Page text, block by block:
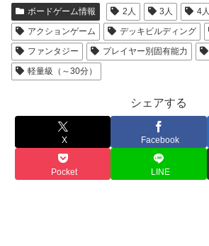
ボードゲーム情報 2人 3人
4人
アクションゲーム
デッキビルディング
ファンタジー
プレイヤー別固有能力
軽量級（～30分）
シェアする
X Facebook
Pocket LINE